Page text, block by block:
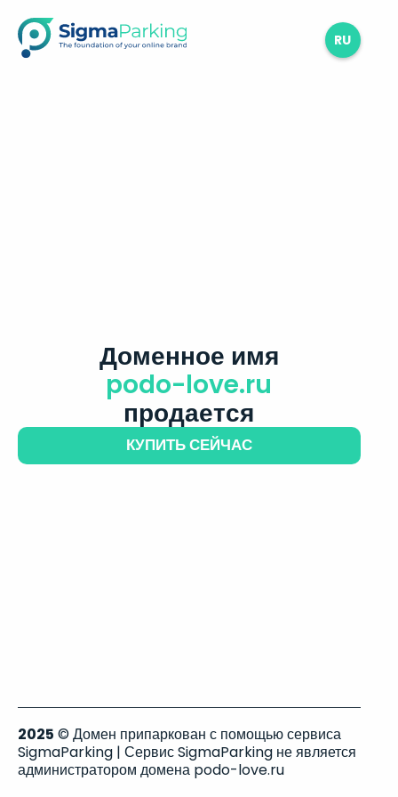
RU
Доменное имя
podo-love.ru
продается
КУПИТЬ СЕЙЧАС
2025 © Домен припаркован с помощью сервиса
SigmaParking | Сервис SigmaParking не является
администратором домена podo-love.ru